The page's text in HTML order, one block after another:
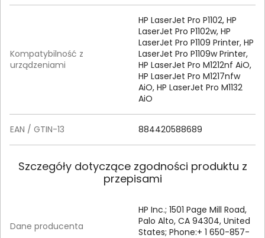
Kompatybilność z
urządzeniami
HP LaserJet Pro P1102, HP
LaserJet Pro P1102w, HP
LaserJet Pro P1109 Printer, HP
LaserJet Pro P1109w Printer,
HP LaserJet Pro M1212nf AiO,
HP LaserJet Pro M1217nfw
AiO, HP LaserJet Pro M1132
AiO
EAN / GTIN-13 884420588689
Szczegóły dotyczące zgodności produktu z
przepisami
Dane producenta
HP Inc.; 1501 Page Mill Road,
Palo Alto, CA 94304, United
States; Phone:+ 1 650-857-